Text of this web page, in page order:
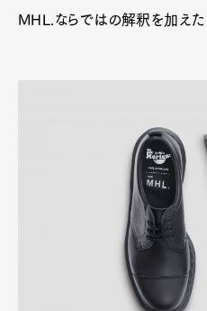
MHL.ならではの解釈を加えた